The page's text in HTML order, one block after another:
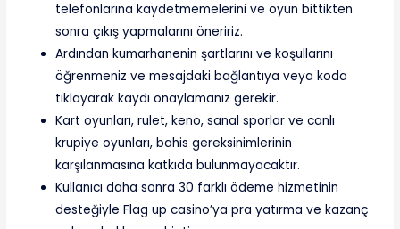
telefonlarına kaydetmemelerini ve oyun bittikten
sonra çıkış yapmalarını öneririz.
Ardından kumarhanenin şartlarını ve koşullarını
öğrenmeniz ve mesajdaki bağlantıya veya koda
tıklayarak kaydı onaylamanız gerekir.
Kart oyunları, rulet, keno, sanal sporlar ve canlı
krupiye oyunları, bahis gereksinimlerinin
karşılanmasına katkıda bulunmayacaktır.
Kullanıcı daha sonra 30 farklı ödeme hizmetinin
desteğiyle Flag up casino’ya pra yatırma ve kazanç